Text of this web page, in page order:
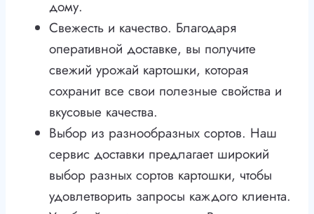
дому.
Свежесть и качество. Благодаря
оперативной доставке, вы получите
свежий урожай картошки, которая
сохранит все свои полезные свойства и
вкусовые качества.
Выбор из разнообразных сортов. Наш
сервис доставки предлагает широкий
выбор разных сортов картошки, чтобы
удовлетворить запросы каждого клиента.